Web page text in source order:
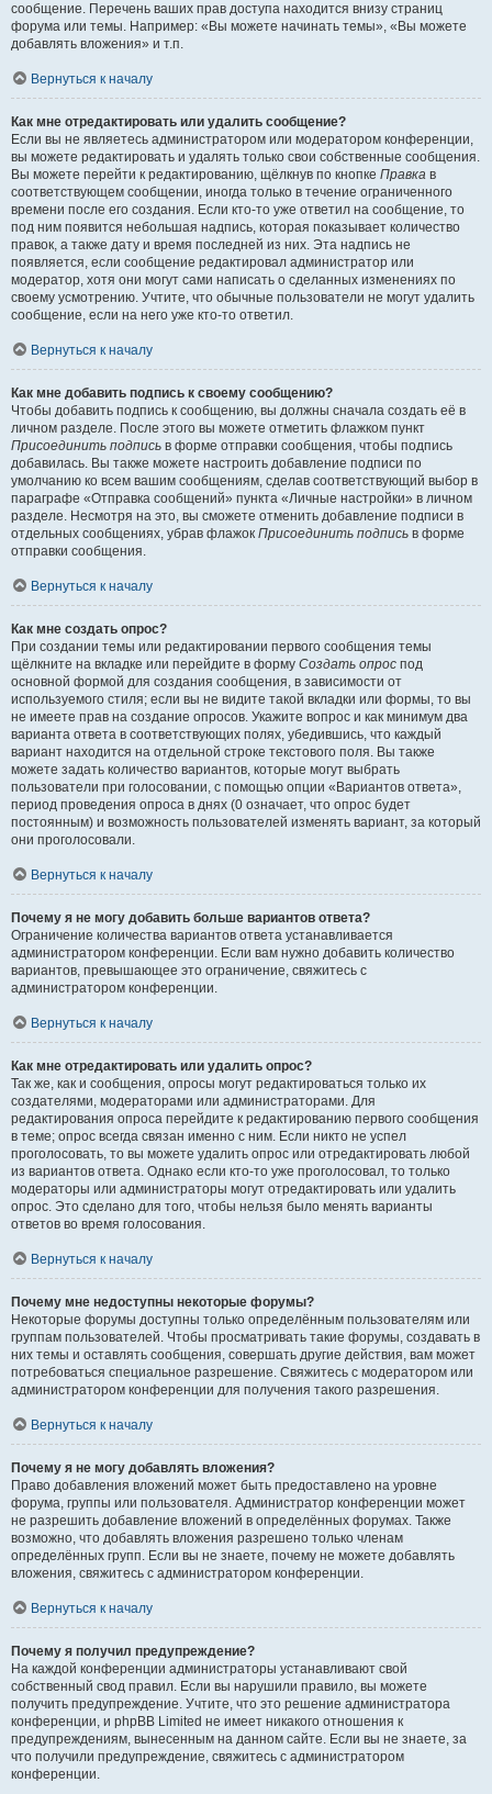
сообщение. Перечень ваших прав доступа находится внизу страниц
форума или темы. Например: «Вы можете начинать темы», «Вы можете
добавлять вложения» и т.п.
Вернуться к началу
Как мне отредактировать или удалить сообщение?
Если вы не являетесь администратором или модератором конференции,
вы можете редактировать и удалять только свои собственные сообщения.
Вы можете перейти к редактированию, щёлкнув по кнопке Правка в
соответствующем сообщении, иногда только в течение ограниченного
времени после его создания. Если кто-то уже ответил на сообщение, то
под ним появится небольшая надпись, которая показывает количество
правок, а также дату и время последней из них. Эта надпись не
появляется, если сообщение редактировал администратор или
модератор, хотя они могут сами написать о сделанных изменениях по
своему усмотрению. Учтите, что обычные пользователи не могут удалить
сообщение, если на него уже кто-то ответил.
Вернуться к началу
Как мне добавить подпись к своему сообщению?
Чтобы добавить подпись к сообщению, вы должны сначала создать её в
личном разделе. После этого вы можете отметить флажком пункт
Присоединить подпись в форме отправки сообщения, чтобы подпись
добавилась. Вы также можете настроить добавление подписи по
умолчанию ко всем вашим сообщениям, сделав соответствующий выбор в
параграфе «Отправка сообщений» пункта «Личные настройки» в личном
разделе. Несмотря на это, вы сможете отменить добавление подписи в
отдельных сообщениях, убрав флажок Присоединить подпись в форме
отправки сообщения.
Вернуться к началу
Как мне создать опрос?
При создании темы или редактировании первого сообщения темы
щёлкните на вкладке или перейдите в форму Создать опрос под
основной формой для создания сообщения, в зависимости от
используемого стиля; если вы не видите такой вкладки или формы, то вы
не имеете прав на создание опросов. Укажите вопрос и как минимум два
варианта ответа в соответствующих полях, убедившись, что каждый
вариант находится на отдельной строке текстового поля. Вы также
можете задать количество вариантов, которые могут выбрать
пользователи при голосовании, с помощью опции «Вариантов ответа»,
период проведения опроса в днях (0 означает, что опрос будет
постоянным) и возможность пользователей изменять вариант, за который
они проголосовали.
Вернуться к началу
Почему я не могу добавить больше вариантов ответа?
Ограничение количества вариантов ответа устанавливается
администратором конференции. Если вам нужно добавить количество
вариантов, превышающее это ограничение, свяжитесь с
администратором конференции.
Вернуться к началу
Как мне отредактировать или удалить опрос?
Так же, как и сообщения, опросы могут редактироваться только их
создателями, модераторами или администраторами. Для
редактирования опроса перейдите к редактированию первого сообщения
в теме; опрос всегда связан именно с ним. Если никто не успел
проголосовать, то вы можете удалить опрос или отредактировать любой
из вариантов ответа. Однако если кто-то уже проголосовал, то только
модераторы или администраторы могут отредактировать или удалить
опрос. Это сделано для того, чтобы нельзя было менять варианты
ответов во время голосования.
Вернуться к началу
Почему мне недоступны некоторые форумы?
Некоторые форумы доступны только определённым пользователям или
группам пользователей. Чтобы просматривать такие форумы, создавать в
них темы и оставлять сообщения, совершать другие действия, вам может
потребоваться специальное разрешение. Свяжитесь с модератором или
администратором конференции для получения такого разрешения.
Вернуться к началу
Почему я не могу добавлять вложения?
Право добавления вложений может быть предоставлено на уровне
форума, группы или пользователя. Администратор конференции может
не разрешить добавление вложений в определённых форумах. Также
возможно, что добавлять вложения разрешено только членам
определённых групп. Если вы не знаете, почему не можете добавлять
вложения, свяжитесь с администратором конференции.
Вернуться к началу
Почему я получил предупреждение?
На каждой конференции администраторы устанавливают свой
собственный свод правил. Если вы нарушили правило, вы можете
получить предупреждение. Учтите, что это решение администратора
конференции, и phpBB Limited не имеет никакого отношения к
предупреждениям, вынесенным на данном сайте. Если вы не знаете, за
что получили предупреждение, свяжитесь с администратором
конференции.